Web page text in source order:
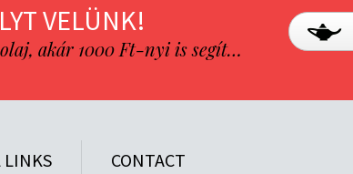
VELÜNK!
akár 1000 Ft-nyi is segít…
LINKS CONTACT